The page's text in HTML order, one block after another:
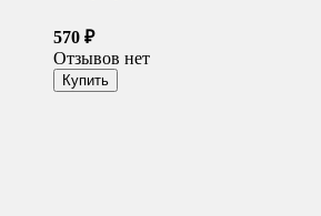
570 ₽
Отзывов нет